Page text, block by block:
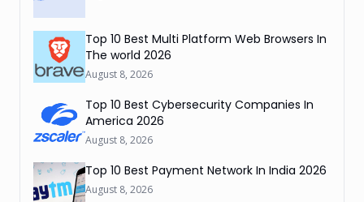
Top 10 Best Multi Platform Web Browsers In
The world 2026
August 8, 2026
Top 10 Best Cybersecurity Companies In
America 2026
August 8, 2026
Top 10 Best Payment Network In India 2026
August 8, 2026